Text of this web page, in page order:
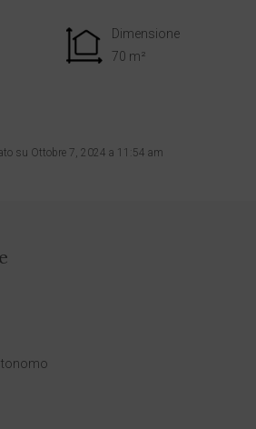
Dimensione
70 m²
su Ottobre 7, 2024 a 11:54 am